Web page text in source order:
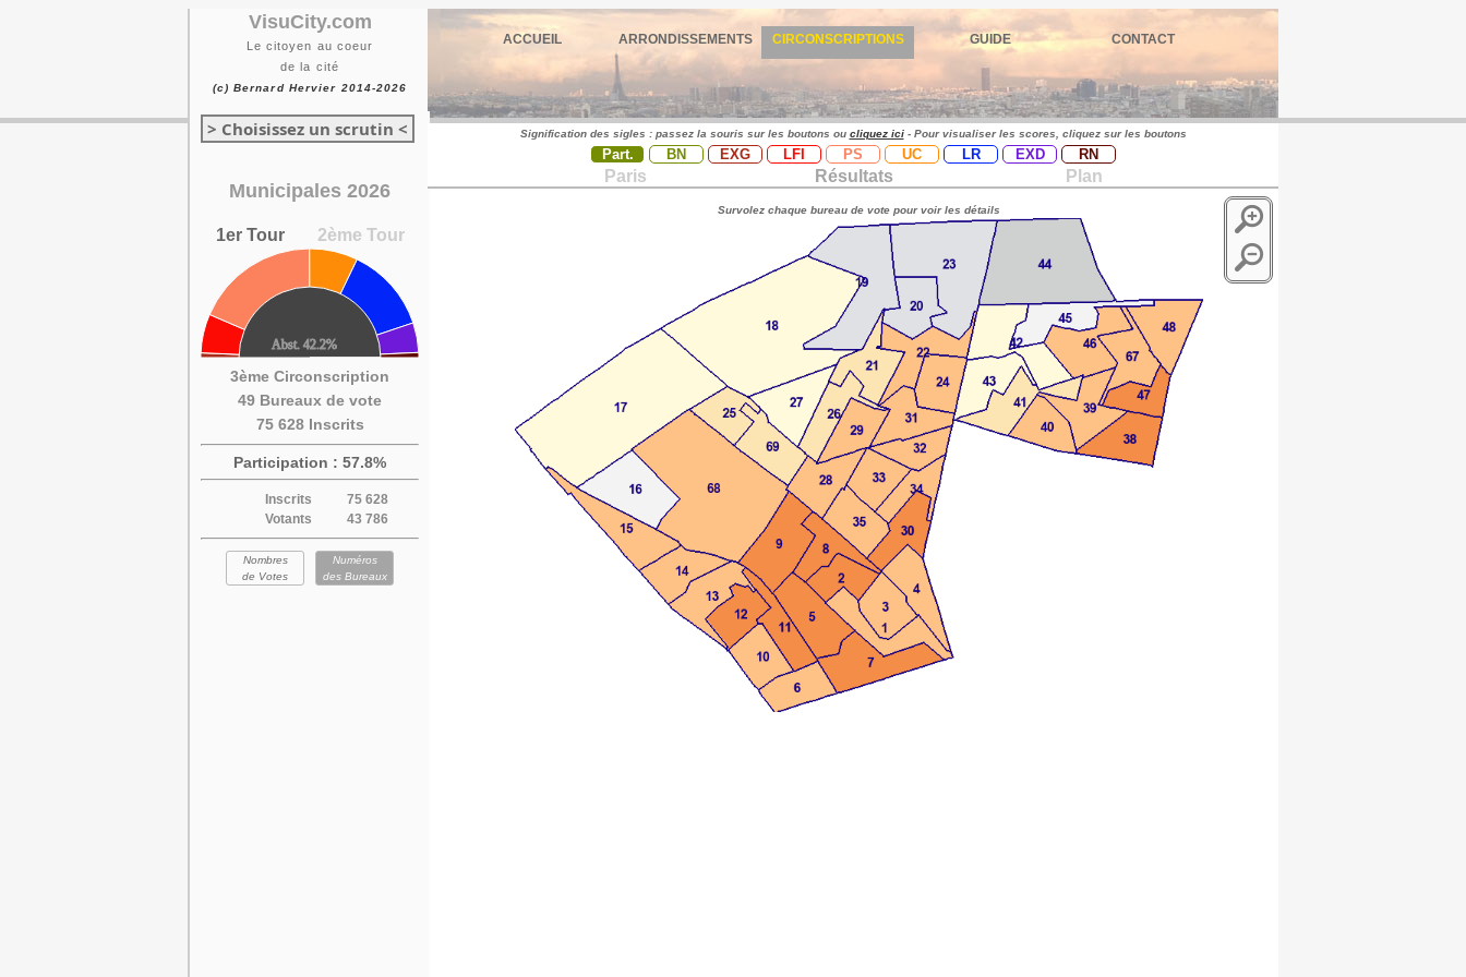
VisuCity.com
Le citoyen au coeur
de la cité
(c) Bernard Hervier 2014-2026
ACCUEIL ARRONDISSEMENTS CIRCONSCRIPTIONS GUIDE CONTACT
> Choisissez un scrutin <
Municipales 2026
1er Tour 2ème Tour
3ème Circonscription
49 Bureaux de vote
75 628 Inscrits
Participation : 57.8%
Inscrits
75 628
Votants
43 786
Nombres
de Votes
Numéros
des Bureaux
Signification des sigles : passez la souris sur les boutons ou cliquez ici- Pour visualiser les scores, cliquez sur les boutons
Part. BN EXG LFI PS UC LR EXD RN
Paris Résultats Plan
Survolez chaque bureau de vote pour voir les détails